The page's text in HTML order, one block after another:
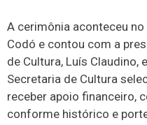
A cerimônia aconteceu
Codó e contou com a
de Cultura, Luís
Secretaria de Cultura
receber apoio financeiro,
conforme histórico e